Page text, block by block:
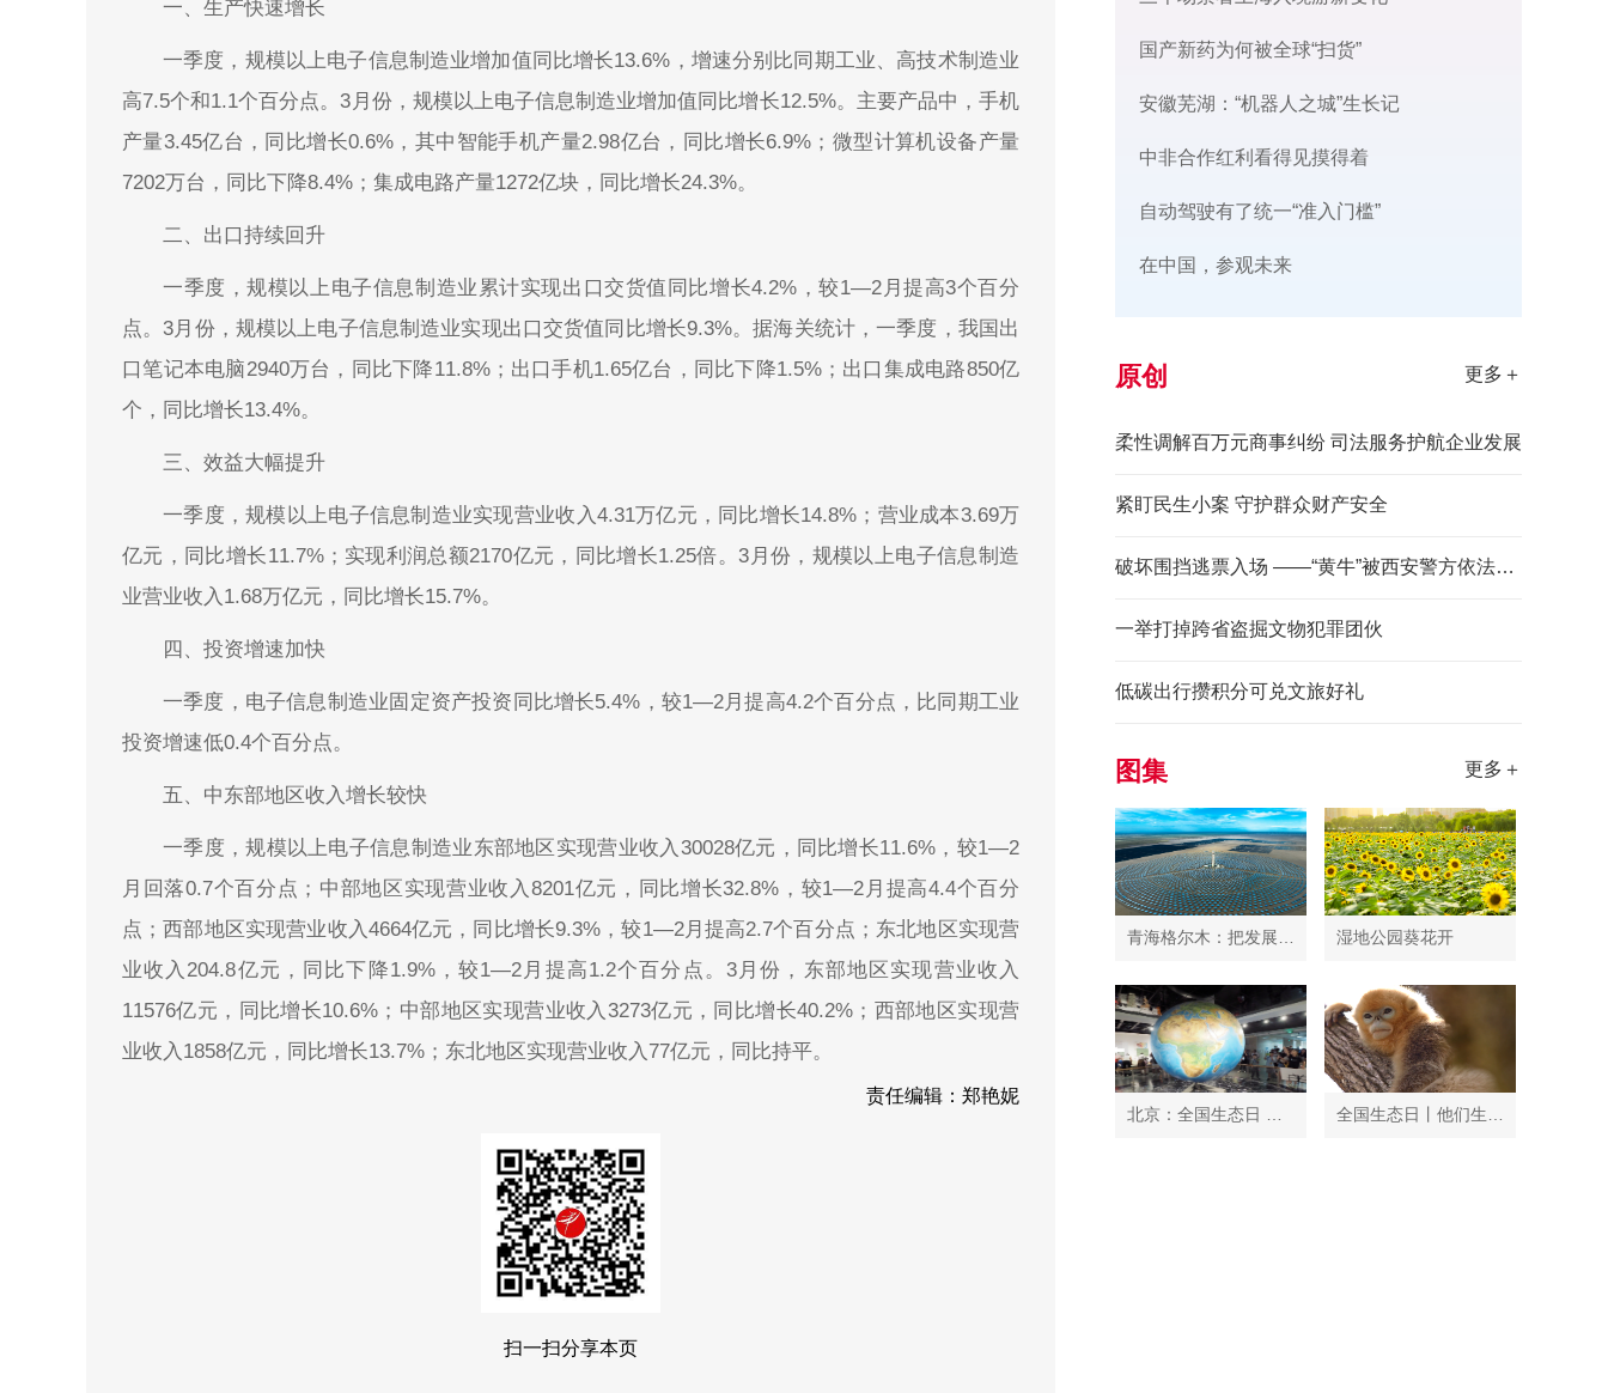
一、生产快速增长
一季度，规模以上电子信息制造业增加值同比增长13.6%，增速分别比同期工业、高技术制造业
高7.5个和1.1个百分点。3月份，规模以上电子信息制造业增加值同比增长12.5%。主要产品中，手机
产量3.45亿台，同比增长0.6%，其中智能手机产量2.98亿台，同比增长6.9%；微型计算机设备产量
7202万台，同比下降8.4%；集成电路产量1272亿块，同比增长24.3%。
二、出口持续回升
一季度，规模以上电子信息制造业累计实现出口交货值同比增长4.2%，较1—2月提高3个百分
点。3月份，规模以上电子信息制造业实现出口交货值同比增长9.3%。据海关统计，一季度，我国出
口笔记本电脑2940万台，同比下降11.8%；出口手机1.65亿台，同比下降1.5%；出口集成电路850亿
个，同比增长13.4%。
三、效益大幅提升
一季度，规模以上电子信息制造业实现营业收入4.31万亿元，同比增长14.8%；营业成本3.69万
亿元，同比增长11.7%；实现利润总额2170亿元，同比增长1.25倍。3月份，规模以上电子信息制造
业营业收入1.68万亿元，同比增长15.7%。
四、投资增速加快
一季度，电子信息制造业固定资产投资同比增长5.4%，较1—2月提高4.2个百分点，比同期工业
投资增速低0.4个百分点。
五、中东部地区收入增长较快
一季度，规模以上电子信息制造业东部地区实现营业收入30028亿元，同比增长11.6%，较1—2
月回落0.7个百分点；中部地区实现营业收入8201亿元，同比增长32.8%，较1—2月提高4.4个百分
点；西部地区实现营业收入4664亿元，同比增长9.3%，较1—2月提高2.7个百分点；东北地区实现营
业收入204.8亿元，同比下降1.9%，较1—2月提高1.2个百分点。3月份，东部地区实现营业收入
11576亿元，同比增长10.6%；中部地区实现营业收入3273亿元，同比增长40.2%；西部地区实现营
业收入1858亿元，同比增长13.7%；东北地区实现营业收入77亿元，同比持平。
责任编辑：郑艳妮
扫一扫分享本页
国产新药为何被全球“扫货”
安徽芜湖：“机器人之城”生长记
中非合作红利看得见摸得着
自动驾驶有了统一“准入门槛”
在中国，参观未来
原创 更多＋
柔性调解百万元商事纠纷 司法服务护航企业发展
紧盯民生小案 守护群众财产安全
破坏围挡逃票入场 ——“黄牛”被西安警方依法拘留
一举打掉跨省盗掘文物犯罪团伙
低碳出行攒积分可兑文旅好礼
图集 更多＋
湿地公园葵花开